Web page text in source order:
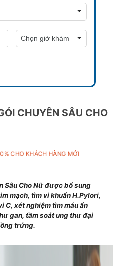
CHUYÊN SÂU CHO
CHO KHÁCH HÀNG MỚI
Sâu Cho Nữ được bổ sung
mạch, tìm vi khuẩn H.Pylori,
C, xét nghiệm tìm máu ẩn
gan, tầm soát ung thư đại
trứng.